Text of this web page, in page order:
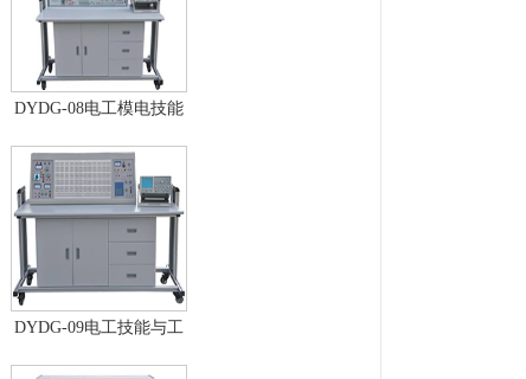
DYDG-08电工模电技能
DYDG-09电工技能与工
设备